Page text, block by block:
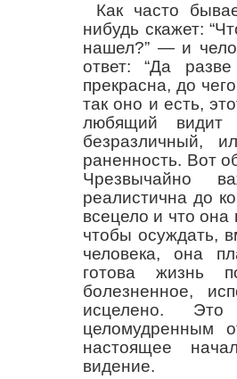
Как часто
нибудь скажет:
нашел?” — и
ответ: “Да
прекрасна, до
так оно и есть,
любящий видит
безразличный,
раненность. Вот
Чрезвычайно
реалистична до
всецело и что она
чтобы осуждать,
человека, она
готова жизнь
болезненное,
исцелено.
целомудренным
настоящее
видение.